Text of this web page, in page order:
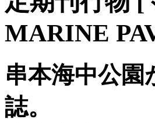
MARINE
串本海中公園
誌。